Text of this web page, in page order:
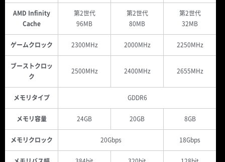
AMD Infinity
Cache
第2世代
96MB
第2世代
80MB
第2世代
32MB
ゲームクロック 2300MHz 2000MHz 2250MHz
ブーストクロッ
ク
2500MHz 2400MHz 2655MHz
メモリタイプ GDDR6
メモリ容量 24GB 20GB 8GB
メモリクロック 20Gbps 18Gbps